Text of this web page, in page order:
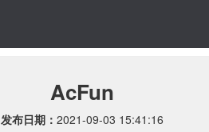
AcFun
发布日期： 2021-09-03 15:41:16